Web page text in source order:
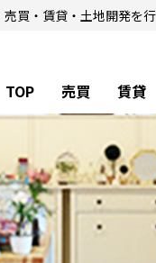
買・賃貸・土地開発を行
TOP 売買 賃貸